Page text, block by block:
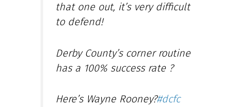
that one out, it’s very difficult
to defend!
Derby County’s corner routine
has a 100% success rate ?
Here’s Wayne Rooney?#dcfc